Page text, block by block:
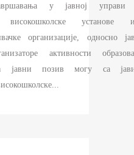
у јавној управи
високошколске установе
организације, односно
активности
јавни позив могу са